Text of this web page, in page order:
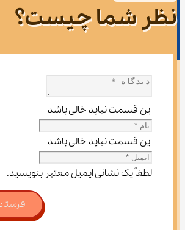
نظر شما چیست؟
این قسمت نباید خالی باشد
این قسمت نباید خالی باشد
لطفاً یک نشانی ایمیل معتبر بنویسید.